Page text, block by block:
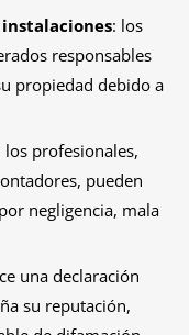
: los
responsables
propiedad debido a
los profesionales,
pueden
negligencia, mala
una declaración
su reputación,